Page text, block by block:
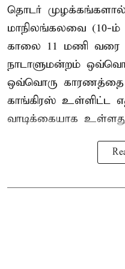
தொடர்
மாநிலங்கலவை (10-ம்
காலை 11 மணி வரை
நாடாளுமன்றம்
ஒவ்வொரு காரணத்தை
காங்கிரஸ் உள்ளிட்ட
வாடிக்கையாக